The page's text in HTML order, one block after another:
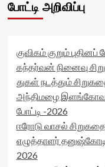
போட்டி அறிவிப்பு
குவிகம் குறும் புதினப்
கந்தர்வன் நினைவு
துகள் நடத்தும்
அந்திமழை
போட்டி -2026
ஈரோடு வாசல்
எழுத்தாளர் தனுஷ்கோடி
2026